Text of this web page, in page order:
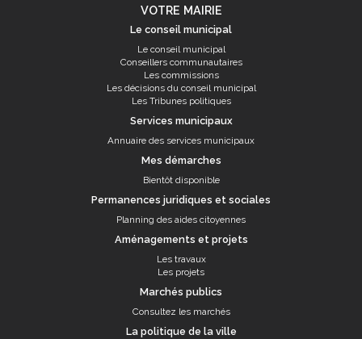
VOTRE MAIRIE
Le conseil municipal
Le conseil municipal
Conseillers communautaires
Les commissions
Les décisions du conseil municipal
Les Tribunes politiques
Services municipaux
Annuaire des services municipaux
Mes démarches
Bientôt disponible
Permanences juridiques et sociales
Planning des aides citoyennes
Aménagements et projets
Les travaux
Les projets
Marchés publics
Consultez les marchés
La politique de la ville